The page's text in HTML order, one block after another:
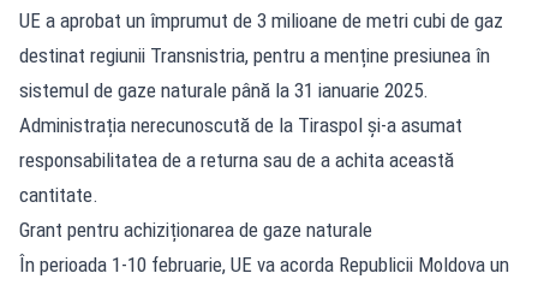
UE a aprobat un împrumut de 3 milioane de metri cubi de gaz
destinat regiunii Transnistria, pentru a menține presiunea în
sistemul de gaze naturale până la 31 ianuarie 2025.
Administrația nerecunoscută de la Tiraspol și-a asumat
responsabilitatea de a returna sau de a achita această
cantitate.
Grant pentru achiziționarea de gaze naturale
În perioada 1-10 februarie, UE va acorda Republicii Moldova un